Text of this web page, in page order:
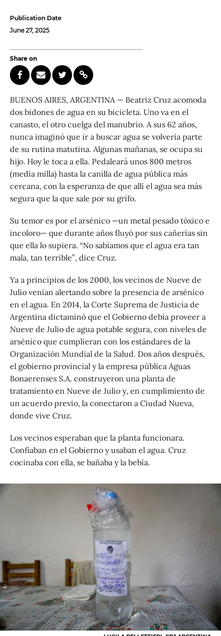
Publication Date
June 27, 2025
Share on
BUENOS AIRES, ARGENTINA — Beatriz Cruz acomoda
dos bidones de agua en su bicicleta. Uno va en el
canasto, el otro cuelga del manubrio. A sus 62 años,
nunca imaginó que ir a buscar agua se volvería parte
de su rutina matutina. Algunas mañanas, se ocupa su
hijo. Hoy le toca a ella. Pedaleará unos 800 metros
(media milla) hasta la canilla de agua pública más
cercana, con la esperanza de que allí el agua sea más
segura que la que sale por su grifo.
Su temor es por el arsénico —un metal pesado tóxico e
incoloro— que durante años fluyó por sus cañerías sin
que ella lo supiera. “No sabíamos que el agua era tan
mala, tan terrible”, dice Cruz.
Ya a principios de los 2000, los vecinos de Nueve de
Julio venían alertando sobre la presencia de arsénico
en el agua. En 2014, la Corte Suprema de Justicia de
Argentina dictaminó que el Gobierno debía proveer a
Nueve de Julio de agua potable segura, con niveles de
arsénico que cumplieran con los estándares de la
Organización Mundial de la Salud. Dos años después,
el gobierno provincial y la empresa pública Aguas
Bonaerenses S.A. construyeron una planta de
tratamiento en Nueve de Julio y, en cumplimiento de
un acuerdo previo, la conectaron a Ciudad Nueva,
donde vive Cruz.
Los vecinos esperaban que la planta funcionara.
Confiaban en el Gobierno y usaban el agua. Cruz
cocinaba con ella, se bañaba y la bebía.